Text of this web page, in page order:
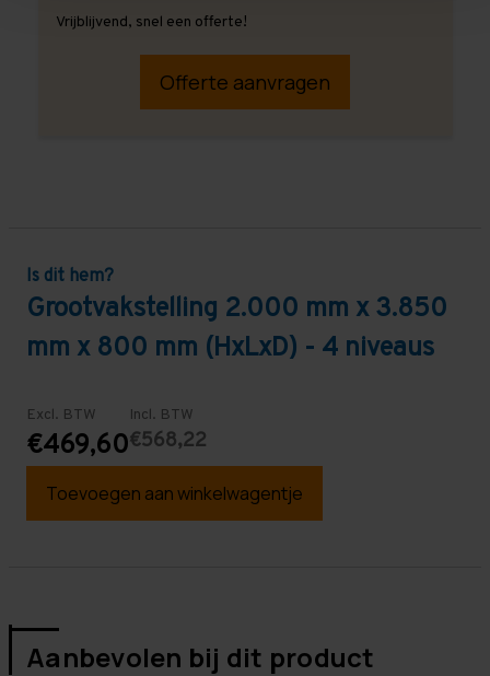
Vrijblijvend, snel een offerte!
Offerte aanvragen
Is dit hem?
Grootvakstelling 2.000 mm x 3.850
mm x 800 mm (HxLxD) - 4 niveaus
Excl. BTW
€469,60
Incl. BTW
€568,22
Toevoegen aan winkelwagentje
Aanbevolen bij dit product